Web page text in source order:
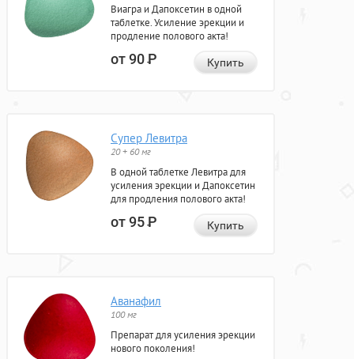
Виагра и Дапоксетин в одной
таблетке. Усиление эрекции и
продление полового акта!
от 90Р Купить
Супер Левитра
20 + 60 мг
В одной таблетке Левитра для
усиления эрекции и Дапоксетин
для продления полового акта!
от 95Р Купить
Аванафил
100 мг
Препарат для усиления эрекции
нового поколения!